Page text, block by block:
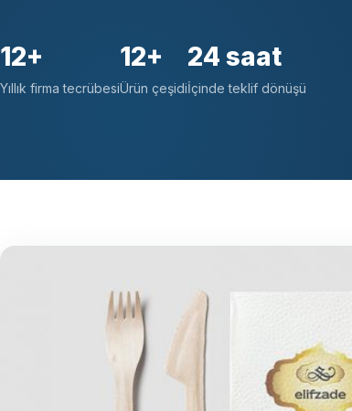
12+
Yıllık firma tecrübesi
12+
Ürün çeşidi
24 saat
İçinde teklif dönüşü